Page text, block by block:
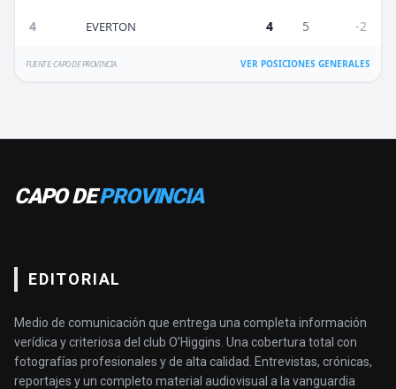
4 EVERTON 4 5 -2
FUENTE: CAPO DE PROVINCIA VER POSICIONES GENERALES
CAPO DEPROVINCIA
EDITORIAL
Medio de comunicación que entrega una completa información
verídica y criteriosa del club O’Higgins. Una cobertura total con
fotografías profesionales y de alta calidad. Entrevistas, crónicas,
reportajes y un completo material audiovisual a la vanguardia